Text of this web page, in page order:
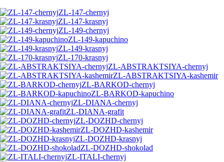
ZL-147-chernyj
ZL-147-krasnyj
ZL-149-chernyj
ZL-149-kapuchino
ZL-149-krasnyj
ZL-170-krasnyj
ZL-ABSTRAKTSIYA-chernyj
ZL-ABSTRAKTSIYA-kashemir
ZL-BARKOD-chernyj
ZL-BARKOD-kapuchino
ZL-DIANA-chernyj
ZL-DIANA-grafit
ZL-DOZHD-chernyj
ZL-DOZHD-kashemir
ZL-DOZHD-krasnyj
ZL-DOZHD-shokolad
ZL-ITALI-chernyj